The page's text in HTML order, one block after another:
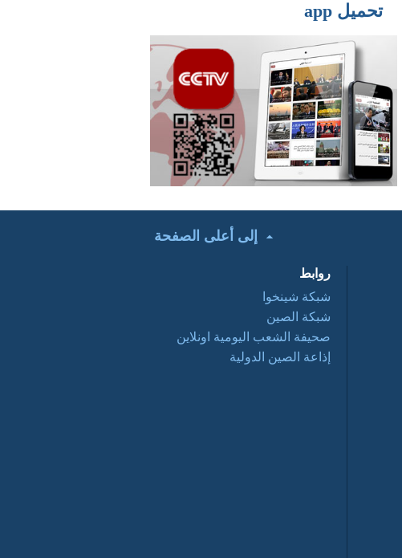
أنا وأمي نتزوج معا 1
أفلام وثائقية: عصر
الهجرة العظمي 2016
03 29
تحت الأضواء: التعاون
أفلام وثائقية: عبور
تحميل app
إلى أعلى الصفحة
روابط
شبكة شينخوا
شبكة الصين
صحيفة الشعب اليومية اونلاين
إذاعة الصين الدولية